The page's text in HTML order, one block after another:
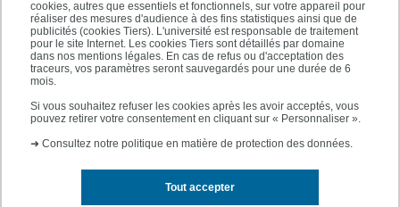
cookies, autres que essentiels et fonctionnels, sur votre appareil pour
réaliser des mesures d'audience à des fins statistiques ainsi que de
publicités (cookies Tiers). L'université est responsable de traitement
pour le site Internet. Les cookies Tiers sont détaillés par domaine
dans nos mentions légales. En cas de refus ou d'acceptation des
traceurs, vos paramètres seront sauvegardés pour une durée de 6
mois.
Si vous souhaitez refuser les cookies après les avoir acceptés, vous
pouvez retirer votre consentement en cliquant sur « Personnaliser ».
➜ Consultez notre politique en matière de protection des données.
Tout accepter
SUIVEZ-NOUS
Mentions légales